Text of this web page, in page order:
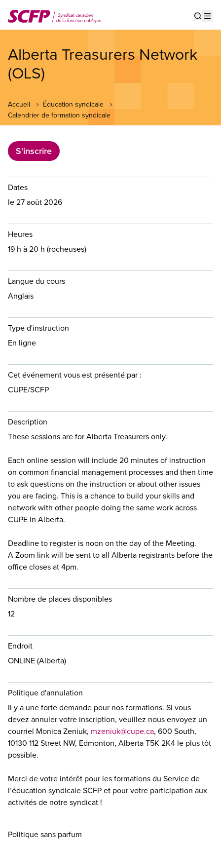
au
contenu
Alberta Treasurers Network
(OLS)
Accueil
Éducation syndicale
Calendrier de formation syndicale
S'inscrire
Dates
le 27 août 2026
Heures
19 h à 20 h (rocheuses)
Langue du cours
Anglais
Type d'instruction
En ligne
Cet événement vous est présenté par :
CUPE/SCFP
Description
These sessions are for Alberta Treasurers only.
Each online session will include 20 minutes of instruction
on common financial management processes and then time
to ask questions on the instruction or about other issues
you are facing. This is a chance to build your skills and
network with other people doing the same work across
CUPE in Alberta.
Deadline to register is noon on the day of the Meeting.
A Zoom link will be sent to all Alberta registrants before the
office closes at 4pm.
Nombre de places disponibles
12
Endroit
ONLINE (Alberta)
Politique d'annulation
Il y a une forte demande pour nos formations. Si vous
devez annuler votre inscription, veuillez nous envoyez un
courriel Monica Zeniuk, mzeniuk@cupe.ca, 600 South,
10130 112 Street NW, Edmonton, Alberta T5K 2K4 le plus tôt
possible.
Merci de votre intérêt pour les formations du Service de
l’éducation syndicale SCFP et pour votre participation aux
activités de notre syndicat !
Politique sans parfum